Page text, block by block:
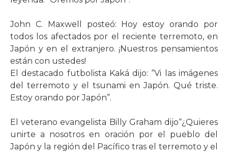
John C. Maxwell posteó: Hoy estoy orando por
todos los afectados por el reciente terremoto, en
Japón y en el extranjero. ¡Nuestros pensamientos
están con ustedes!
El destacado futbolista Kaká dijo: “Vi las imágenes
del terremoto y el tsunami en Japón. Qué triste.
Estoy orando por Japón”.
El veterano evangelista Billy Graham dijo“¿Quieres
unirte a nosotros en oración por el pueblo del
Japón y la región del Pacífico tras el terremoto y el